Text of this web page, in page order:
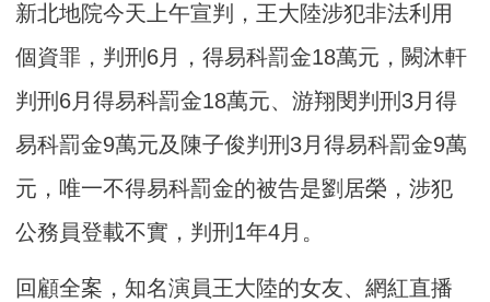
新北地院今天上午宣判，王大陸涉犯非法利用
個資罪，判刑6月，得易科罰金18萬元，闕沐軒
判刑6月得易科罰金18萬元、游翔閔判刑3月得
易科罰金9萬元及陳子俊判刑3月得易科罰金9萬
元，唯一不得易科罰金的被告是劉居榮，涉犯
公務員登載不實，判刑1年4月。
回顧全案，知名演員王大陸的女友、網紅直播